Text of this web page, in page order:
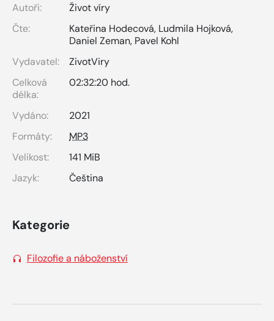
Autoři:
Život víry
Čte:
Kateřina Hodecová, Ludmila Hojková,
Daniel Zeman, Pavel Kohl
Vydavatel:
ZivotViry
Celková
délka:
02:32:20 hod.
Vydáno:
2021
Formáty:
MP3
Velikost:
141 MiB
Jazyk:
Čeština
Kategorie
Filozofie a náboženství